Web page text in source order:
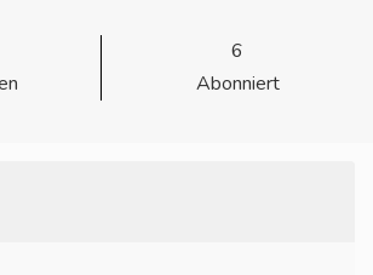
6
Abonniert